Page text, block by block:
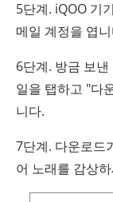
5단계. iQOO 기
메일 계정을 엽
6단계. 방금 보
일을 탭하고 "다
니다.
7단계. 다운로드
어 노래를 감상